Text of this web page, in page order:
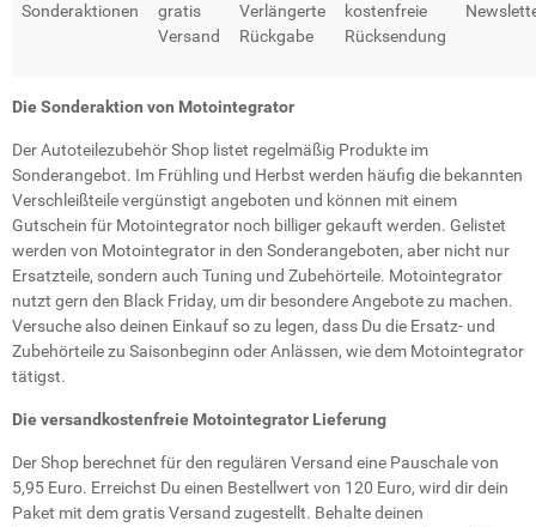
Sonderaktionen
gratis
Versand
Verlängerte
Rückgabe
kostenfreie
Rücksendung
Die Sonderaktion von Motointegrator
Der Autoteilezubehör Shop listet regelmäßig Produkte im
Sonderangebot. Im Frühling und Herbst werden häufig die bekannten
Verschleißteile vergünstigt angeboten und können mit einem
Gutschein für Motointegrator noch billiger gekauft werden. Gelistet
werden von Motointegrator in den Sonderangeboten, aber nicht nur
Ersatzteile, sondern auch Tuning und Zubehörteile. Motointegrator
nutzt gern den Black Friday, um dir besondere Angebote zu machen.
Versuche also deinen Einkauf so zu legen, dass Du die Ersatz- und
Zubehörteile zu Saisonbeginn oder Anlässen, wie dem Motointegrator
tätigst.
Die versandkostenfreie Motointegrator Lieferung
Der Shop berechnet für den regulären Versand eine Pauschale von
5,95 Euro. Erreichst Du einen Bestellwert von 120 Euro, wird dir dein
Paket mit dem gratis Versand zugestellt. Behalte deinen